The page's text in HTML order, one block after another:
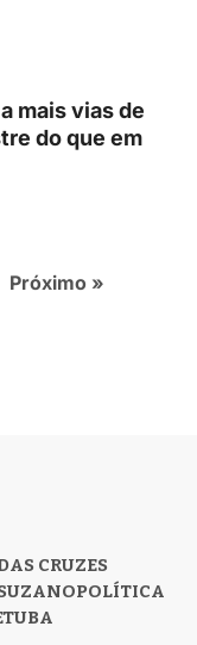
mais vias de
do que em
Próximo »
CRUZES
POLÍTICA